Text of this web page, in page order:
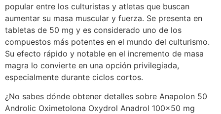
popular entre los culturistas y atletas que buscan
aumentar su masa muscular y fuerza. Se presenta en
tabletas de 50 mg y es considerado uno de los
compuestos más potentes en el mundo del culturismo.
Su efecto rápido y notable en el incremento de masa
magra lo convierte en una opción privilegiada,
especialmente durante ciclos cortos.
¿No sabes dónde obtener detalles sobre Anapolon 50
Androlic Oximetolona Oxydrol Anadrol 100×50 mg